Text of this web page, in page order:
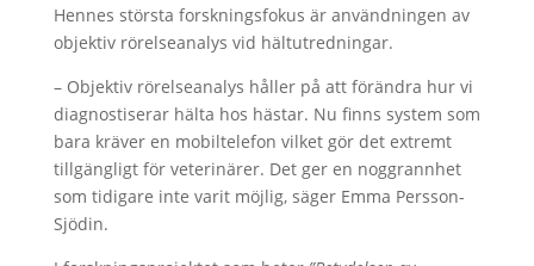
Hennes största forskningsfokus är användningen av
objektiv rörelseanalys vid hältutredningar.
– Objektiv rörelseanalys håller på att förändra hur vi
diagnostiserar hälta hos hästar. Nu finns system som
bara kräver en mobiltelefon vilket gör det extremt
tillgängligt för veterinärer. Det ger en noggrannhet
som tidigare inte varit möjlig, säger Emma Persson-
Sjödin.